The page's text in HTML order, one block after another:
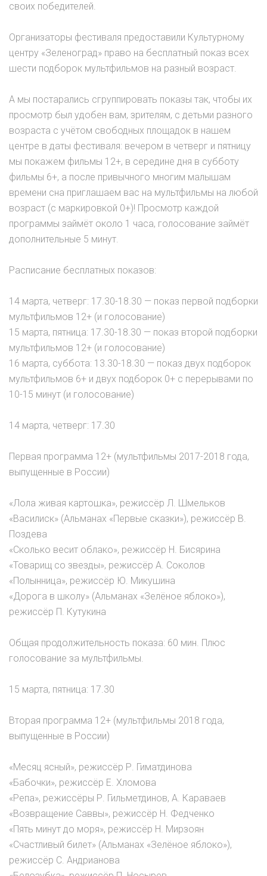
своих победителей.
Организаторы фестиваля предоставили Культурному
центру «Зеленоград» право на бесплатный показ всех
шести подборок мультфильмов на разный возраст.
А мы постарались сгруппировать показы так, чтобы их
просмотр был удобен вам, зрителям, с детьми разного
возраста с учётом свободных площадок в нашем
центре в даты фестиваля: вечером в четверг и пятницу
мы покажем фильмы 12+, в середине дня в субботу
фильмы 6+, а после привычного многим малышам
времени сна приглашаем вас на мультфильмы на любой
возраст (с маркировкой 0+)! Просмотр каждой
программы займёт около 1 часа, голосование займёт
дополнительные 5 минут.
Расписание бесплатных показов:
14 марта, четверг: 17.30-18.30 — показ первой подборки
мультфильмов 12+ (и голосование)
15 марта, пятница: 17.30-18.30 — показ второй подборки
мультфильмов 12+ (и голосование)
16 марта, суббота: 13.30-18.30 — показ двух подборок
мультфильмов 6+ и двух подборок 0+ с перерывами по
10-15 минут (и голосование)
14 марта, четверг: 17.30
Первая программа 12+ (мультфильмы 2017-2018 года,
выпущенные в России)
«Лола живая картошка», режиссёр Л. Шмельков
«Василиск» (Альманах «Первые сказки»), режиссёр В.
Поздева
«Сколько весит облако», режиссёр Н. Бисярина
«Товарищ со звезды», режиссёр А. Соколов
«Полынница», режиссёр Ю. Микушина
«Дорога в школу» (Альманах «Зелёное яблоко»),
режиссёр П. Кутукина
Общая продолжительность показа: 60 мин. Плюс
голосование за мультфильмы.
15 марта, пятница: 17.30
Вторая программа 12+ (мультфильмы 2018 года,
выпущенные в России)
«Месяц ясный», режиссёр Р. Гиматдинова
«Бабочки», режиссёр Е. Хломова
«Репа», режиссёры Р. Гильметдинов, А. Караваев
«Возвращение Саввы», режиссёр Н. Федченко
«Пять минут до моря», режиссёр Н. Мирзоян
«Счастливый билет» (Альманах «Зелёное яблоко»),
режиссёр С. Андрианова